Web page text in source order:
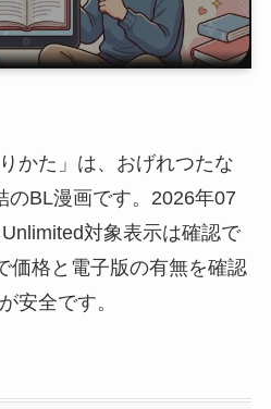
かた」は、おげれつたな
のBL漫画です。2026年07
対象表示は確認で
価格と電子版の有無を確認
安全です。